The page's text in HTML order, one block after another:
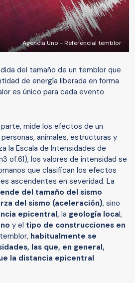
Agencia Uno - Referencial temblor
del tamaño de un temblor que
de energía liberada en forma
es único para cada evento
mide los efectos de un
animales, estructuras y
la Escala de Intensidades de
of.61), los valores de intensidad se
que clasifican los efectos
ascendentes en severidad. La
del tamaño del sismo
del sismo (aceleración), sino
epicentral, la geología local,
y el tipo de construcciones en
habitualmente se
las que, en general,
la distancia epicentral